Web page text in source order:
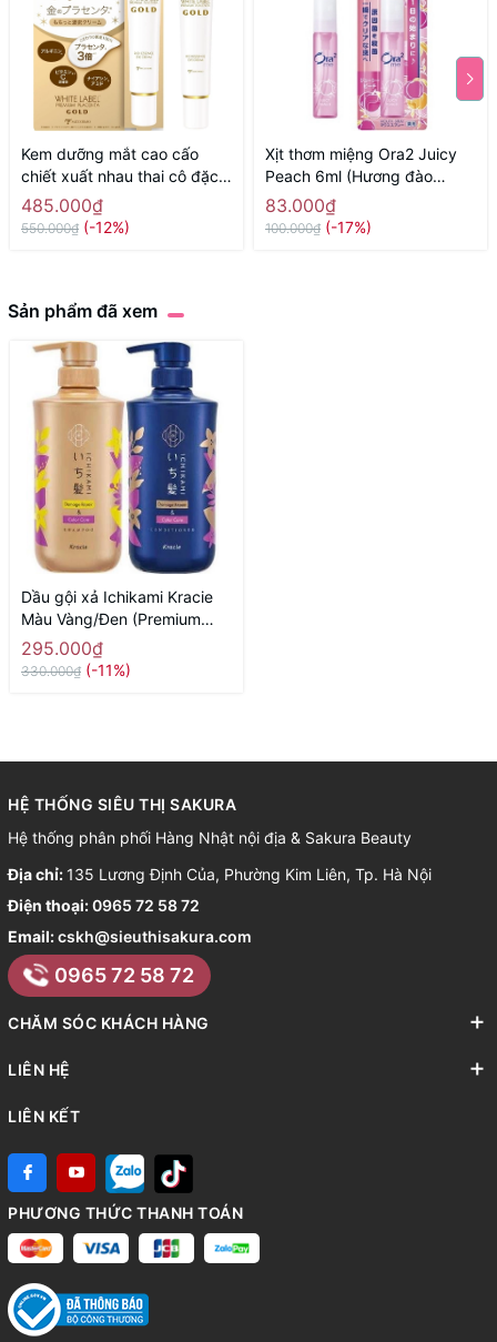
Kem dưỡng mắt cao cấo
chiết xuất nhau thai cô đặc
White Label Placenta Rich
Gold Eye Cream MICCOSMO
485.000₫
550.000₫ (-12%)
Xịt thơm miệng Ora2 Juicy
Peach 6ml (Hương đào
mọng nước) - Hàng Nhật
chính hãng
83.000₫
100.000₫ (-17%)
Sản phẩm đã xem
Dầu gội xả Ichikami Kracie
Màu Vàng/Đen (Premium
đặc trị) - Hàng Nhật nội địa
295.000₫
330.000₫ (-11%)
HỆ THỐNG SIÊU THỊ SAKURA
Hệ thống phân phối Hàng Nhật nội địa & Sakura Beauty
Địa chỉ: 135 Lương Định Của, Phường Kim Liên, Tp. Hà Nội
Điện thoại:0965 72 58 72
Email:cskh@sieuthisakura.com
0965 72 58 72
CHĂM SÓC KHÁCH HÀNG
LIÊN HỆ
LIÊN KẾT
PHƯƠNG THỨC THANH TOÁN